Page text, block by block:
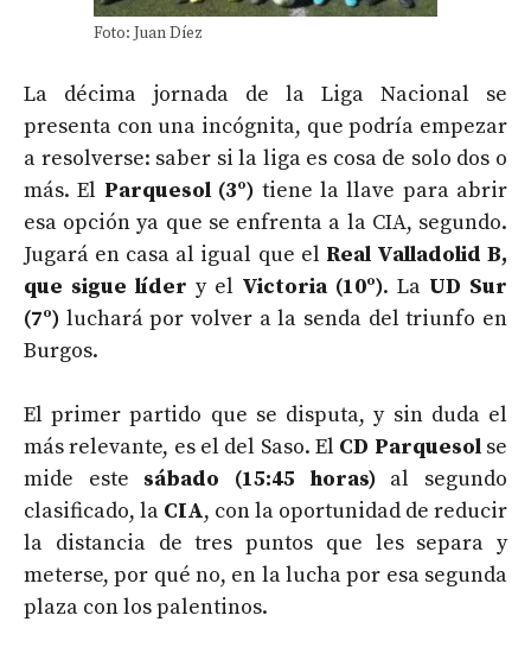
Foto: Juan Díez
La décima jornada de la Liga Nacional se
presenta con una incógnita, que podría empezar
a resolverse: saber si la liga es cosa de solo dos o
más. El Parquesol (3º) tiene la llave para abrir
esa opción ya que se enfrenta a la CIA, segundo.
Jugará en casa al igual que el Real Valladolid B,
que sigue líder y el Victoria (10º). La UD Sur
(7º) luchará por volver a la senda del triunfo en
Burgos.
El primer partido que se disputa, y sin duda el
más relevante, es el del Saso. El CD Parquesolse
mide este sábado (15:45 horas)al segundo
clasificado, la CIA, con la oportunidad de reducir
la distancia de tres puntos que les separa y
meterse, por qué no, en la lucha por esa segunda
plaza con los palentinos.